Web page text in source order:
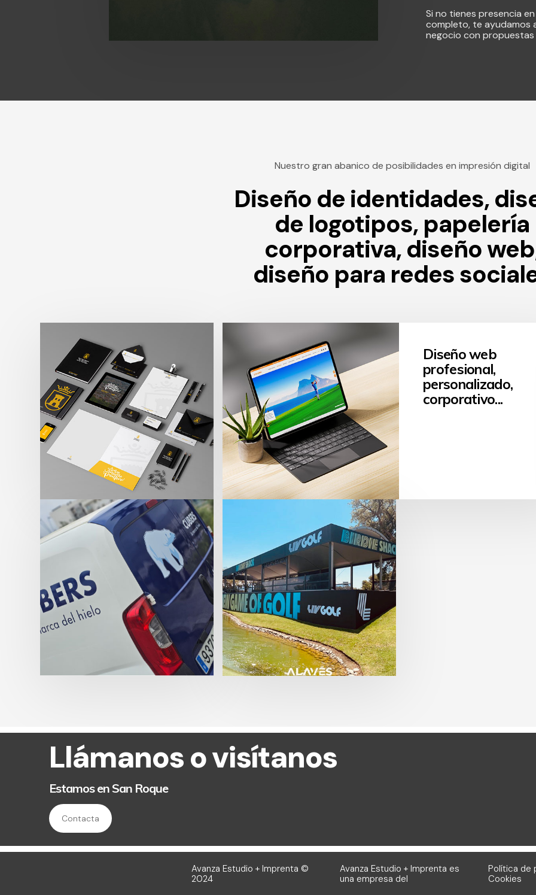
Si no tienes presencia
completo, te ayudamos
negocio con
Nuestro gran abanico de posibilidades en impresión digital
Diseño de identidades,
de logotipos, papelería
corporativa, diseño
diseño para redes
Diseño de logos,
papelería
corporativa, flyers...
Diseño web
profesional,
personalizado,
corporativo...
Diseño de vehículos
para empresas...
Llámanos o visítanos
Estamos en San Roque
Contacta
Avanza Estudio + Imprenta ©
2024
Avanza Estudio + Imprenta es
una empresa del
Política de
Cookies